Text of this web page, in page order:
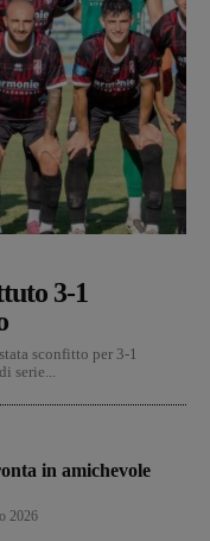
3-1
sconfitto per 3-1
serie...
in amichevole
2026